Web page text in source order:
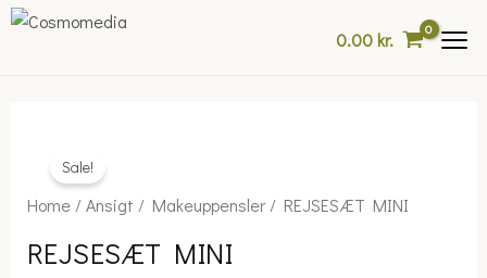
Skip
0.00kr.
Sale!
Home/Ansigt / Makeuppensler/ REJSESÆT MINI
REJSESÆT MINI
Original
was:
Current
REJSESÆT
quantity